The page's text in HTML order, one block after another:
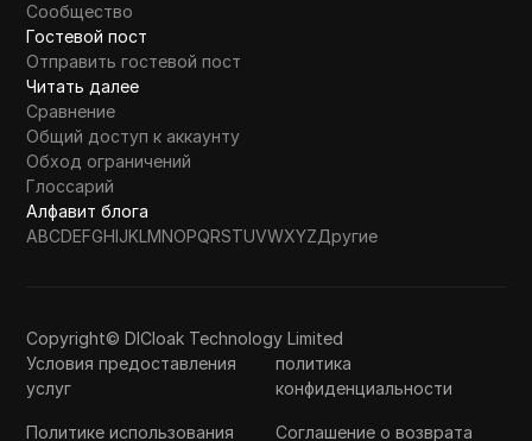
Сообщество
Гостевой пост
Отправить гостевой пост
Читать далее
Сравнение
Общий доступ к аккаунту
Обход ограничений
Глоссарий
Алфавит блога
ABCDEFGHIJKLMNOPQRSTUVWXYZДругие
Copyright© DICloak Technology Limited
Условия предоставления
услуг
политика
конфиденциальности
Политике использования Соглашение о возврата